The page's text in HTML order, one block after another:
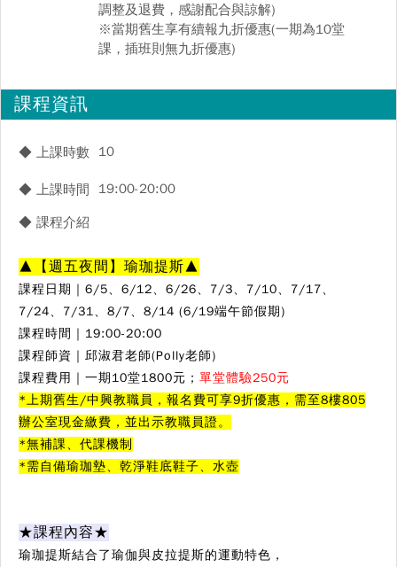
調整及退費，感謝配合與諒解)
※當期舊生享有續報九折優惠(一期為10堂
課，插班則無九折優惠)
課程資訊
◆ 上課時數 10
◆ 上課時間 19:00-20:00
◆ 課程介紹
▲ 【週五夜間】瑜珈提斯▲
課程日期｜6/5、6/12、6/26、7/3、7/10、7/17、
7/24、7/31、8/7、8/14 (6/19端午節假期)
課程時間｜19:00-20:00
課程師資｜ 邱淑君老師(Polly老師)
課程費用｜一期10堂1800元； 單堂體驗250元
*上期舊生/中興教職員，報名費可享9折優惠，需至8樓805
辦公室現金繳費，並出示教職員證。
*無補課、代課機制
*需自備瑜珈墊、乾淨鞋底鞋子、水壺
★課程內容★
瑜珈提斯結合了瑜伽與皮拉提斯的運動特色，